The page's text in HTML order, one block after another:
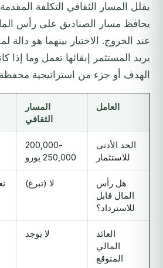
يقلل المسار الثقافي التكلفة
يحافظ مسار الصناديق على رأس
عند الخروج. الاختيار بينهما هو دالة
يريد المستثمر إبقائها تعمل وما إذا
الهدف أو جزء من استراتيجية
العامل
المسار
الثقافي
الحد الأدنى
للاستثمار
200,000-
250,000 يورو
هل رأس
المال قابل
للاسترداد؟
لا (تبرع)
العائد
المالي
المتوقع
لا يوجد